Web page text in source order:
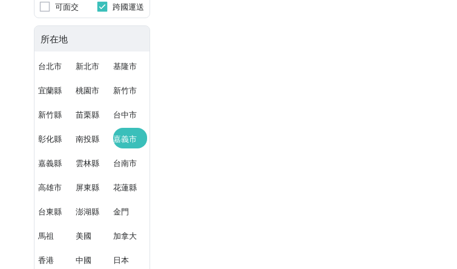
可面交 跨國運送
所在地
台北市 新北市 基隆市
宜蘭縣 桃園市 新竹市
新竹縣 苗栗縣 台中市
彰化縣 南投縣 嘉義市
嘉義縣 雲林縣 台南市
高雄市 屏東縣 花蓮縣
台東縣 澎湖縣 金門
馬祖 美國 加拿大
香港 中國 日本